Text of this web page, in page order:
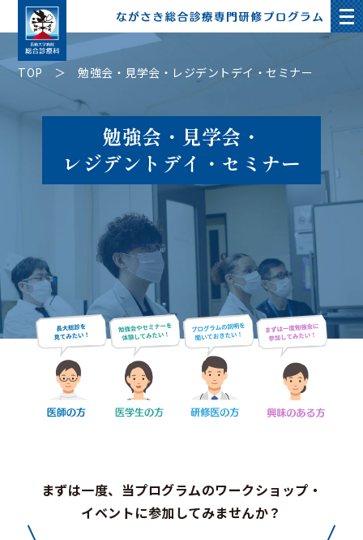
TOP 勉強会・見学会・レジデントデイ・セミナー
勉強会・見学会・
レジデントデイ・セミナー
まずは一度、当プログラムのワークショップ・
イベントに参加してみませんか？